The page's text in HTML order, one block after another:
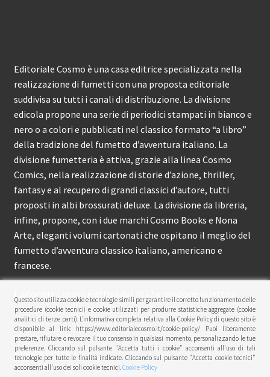
Editoriale Cosmo è una casa editrice specializzata nella
realizzazione di fumetti con una proposta editoriale
suddivisa su tutti i canali di distribuzione. La divisione
edicola propone una serie di periodici stampati in bianco e
nero o a colori e pubblicati nel classico formato “a libro”
della tradizione del fumetto d’avventura italiano. La
divisione fumetteria è attiva, grazie alla linea Cosmo
Comics, nella realizzazione di storie d’azione, thriller,
fantasy e al recupero di grandi classici d’autore, tutti
proposti in albi brossurati deluxe. La divisione da libreria,
infine, propone, con i due marchi Cosmo Books e Nona
Arte, eleganti volumi cartonati che ospitano il meglio del
fumetto d’avventura classico italiano, americano e
francese.
Editoriale Cosmo è attiva dal 2012 e propone ai lettori
circa 150 pubblicazioni l’anno.
© Editoriale Cosmo 2026
Privacy Policy
Questo sito utilizza cookie e tecnologie simili per garantire il corretto funzionamento delle
procedure (cookie tecnici) e cookie utilizzati per produrre statistiche aggregate (cookie
analitici di terze parti). L’informativa completa relativa alla Cookie Policy di questo sito è
disponibile al link: https://www.editorialecosmo.it/cookie-policy/ Puoi liberamente
prestare, rifiutare o revocare il tuo consenso in qualsiasi momento, personalizzando le tue
preferenze. Cliccando sul pulsante "Accetta tutti i cookie" acconsenti all'uso di tali
tecnologie per tutte le finalità indicate. Cliccando sul pulsante "Accetta cookie tecnici"
acconsenti all'uso dei soli cookie tecnici.Cookie Policy